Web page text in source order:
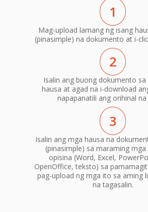
1
Mag-upload lamang ng isang
(pinasimple) na dokumento at i-
2
Isalin ang buong dokumento
hausa at agad na i-download
napapanatili ang orihinal
3
Isalin ang mga hausa na
(pinasimple) sa maraming
opisina (Word, Excel,
OpenOffice, teksto) sa
pag-upload ng mga ito sa aming
na tagasalin.